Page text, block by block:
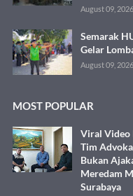
August 09, 2026
Semarak
Gelar
August 09, 2026
MOST POPULAR
Viral Video
Tim
Bukan
Meredam
Surabaya